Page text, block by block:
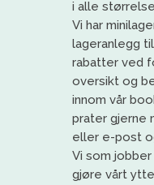
i alle
Vi har
lageranlegg
rabatter ved
oversikt og
innom vår
prater gjerne
eller e-post
Vi som jobber
gjøre vårt